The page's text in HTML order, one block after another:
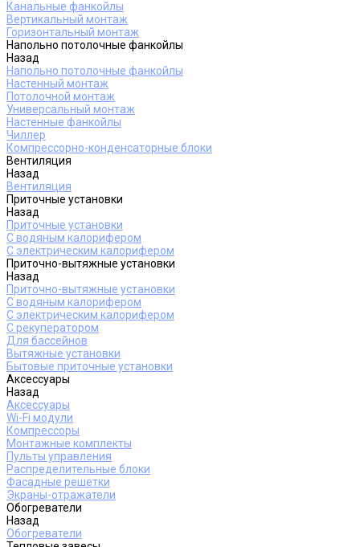
Канальные фанкойлы
Вертикальный монтаж
Горизонтальный монтаж
Напольно потолочные фанкойлы
Назад
Напольно потолочные фанкойлы
Настенный монтаж
Потолочной монтаж
Универсальный монтаж
Настенные фанкойлы
Чиллер
Компрессорно-конденсаторные блоки
Вентиляция
Назад
Вентиляция
Приточные установки
Назад
Приточные установки
С водяным калорифером
С электрическим калорифером
Приточно-вытяжные установки
Назад
Приточно-вытяжные установки
С водяным калорифером
С электрическим калорифером
С рекуператором
Для бассейнов
Вытяжные установки
Бытовые приточные установки
Аксессуары
Назад
Аксессуары
Wi-Fi модули
Компрессоры
Монтажные комплекты
Пульты управления
Распределительные блоки
Фасадные решетки
Экраны-отражатели
Обогреватели
Назад
Обогреватели